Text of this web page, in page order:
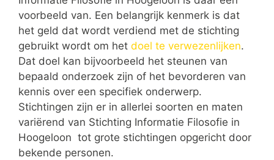
voorbeeld van. Een belangrijk kenmerk is dat
het geld dat wordt verdiend met de stichting
gebruikt wordt om het doel te verwezenlijken.
Dat doel kan bijvoorbeeld het steunen van
bepaald onderzoek zijn of het bevorderen van
kennis over een specifiek onderwerp.
Stichtingen zijn er in allerlei soorten en maten
variërend van Stichting Informatie Filosofie in
Hoogeloon tot grote stichtingen opgericht door
bekende personen.